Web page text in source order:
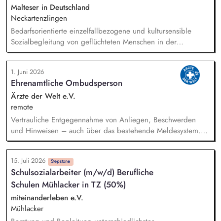
Fördermittel - Begleitung unserer Pädagogik bei
Förderanträgen - Sicherstellen von Mittelbeantragung,
Mittelabruf und -verwendung inkl. Dokumentation -
Koordination, Verwaltung, zweckgerechte Zuordnung sowie
Nachweisführung von Spendengeldern - Buchhalterische
Unterstützung u.a. bei Führung und Kontrolle von
Gruppengeldkonten
Malteser in Deutschland
Neckartenzlingen
Bedarfsorientierte einzelfallbezogene und kultursensible
Sozialbegleitung von geflüchteten Menschen in der
Anschlussunterbringung im GVV Neckartenzlingen (Beratung
bei Fragen rund um die Themen Arbeit, Wohnen,
Gesundheit und Finanzen) Zusammenarbeit mit den
Behörden der Flüchtlingsarbeit (Jobcenter, Kommune etc.)
Einbindung und Ansprechpartner (m/w/d) für Ehrenamtliche
Erstellung und Auswertung von Integrationsverläufen
Netzwerkarbeit im Sozialraum
1. Juni 2026
Ehrenamtliche Ombudsperson
Ärzte der Welt e.V.
remote
Vertrauliche Entgegennahme von Anliegen, Beschwerden
und Hinweisen – auch über das bestehende Meldesystem.
Vermittlung bei Konflikten und Unterstützung bei
Klärungsprozessen. Konzeption und Durchführung von
Schulungen und Sensibilisierungsformaten. Mitwirkung an der
Weiterentwicklung von Leitlinien, Verhaltenskodizes und dem
Meldesystem. Förderung einer offenen Feedback- und
Beschwerdekultur innerhalb der Organisation.
15. Juli 2026 Stepstone
Schulsozialarbeiter (m/w/d) Berufliche
Schulen Mühlacker in TZ (50%)
miteinanderleben e.V.
Mühlacker